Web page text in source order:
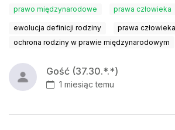
prawo międzynarodowe prawa człowieka
ewolucja definicji rodziny
prawa
ochrona rodziny w prawie międzynarodowym
Gość (37.30.*.*)
1 miesiąc temu